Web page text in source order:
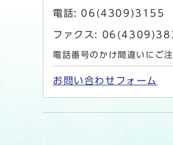
電話: 06(4309)3155
ファクス:
電話番号のかけ間違いにご
お問い合わせフォーム